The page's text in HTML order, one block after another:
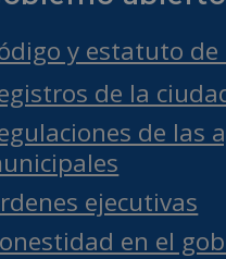
y estatuto de
de la
de las
ejecutivas
en el